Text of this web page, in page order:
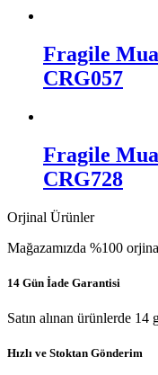
Fragile
CRG057
Fragile
CRG728
Orjinal Ürünler
Mağazamızda %100
14 Gün İade Garantisi
Satın alınan ürünlerde 14
Hızlı ve Stoktan Gönderim